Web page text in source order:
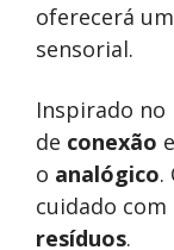
oferecerá
sensorial.
Inspirado
de conexão e
o analógico.
cuidado com
resíduos.